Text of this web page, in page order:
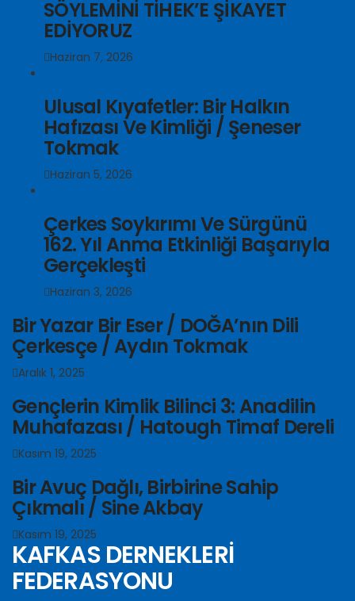
SÖYLEMİNİ TİHEK’E ŞİKAYET
EDİYORUZ
Haziran 7, 2026
Ulusal Kıyafetler: Bir Halkın
Hafızası Ve Kimliği / Şeneser
Tokmak
Haziran 5, 2026
Çerkes Soykırımı Ve Sürgünü
162. Yıl Anma Etkinliği Başarıyla
Gerçekleşti
Haziran 3, 2026
Bir Yazar Bir Eser / DOĞA’nın Dili
Çerkesçe / Aydın Tokmak
Aralık 1, 2025
Gençlerin Kimlik Bilinci 3: Anadilin
Muhafazası / Hatough Timaf Dereli
Kasım 19, 2025
Bir Avuç Dağlı, Birbirine Sahip
Çıkmalı / Sine Akbay
Kasım 19, 2025
KAFKAS DERNEKLERİ
FEDERASYONU